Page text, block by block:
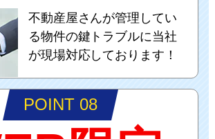
不動産屋さんが管理してい
る物件の鍵トラブルに当社
が現場対応しております！
POINT 08